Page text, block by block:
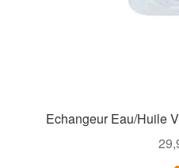
Echangeur Eau/Huile